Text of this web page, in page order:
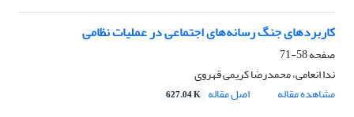
کاربرد‌های جنگ رسانه‌های اجتماعی در عملیات نظامی
صفحه58-71
ندا انعامی، محمدرضا کریمی قهروی
مشاهده مقاله
اصل مقاله 627.04 K